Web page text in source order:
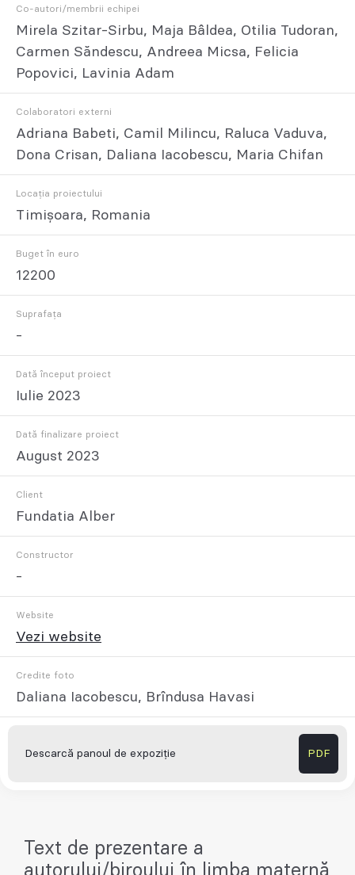
Co-autori/membrii echipei
Mirela Szitar-Sirbu, Maja Bâldea, Otilia Tudoran,
Carmen Săndescu, Andreea Micsa, Felicia
Popovici, Lavinia Adam
Colaboratori externi
Adriana Babeti, Camil Milincu, Raluca Vaduva,
Dona Crisan, Daliana Iacobescu, Maria Chifan
Locația proiectului
Timișoara, Romania
Buget în euro
12200
Suprafața
-
Dată început proiect
Iulie 2023
Dată finalizare proiect
August 2023
Client
Fundatia Alber
Constructor
-
Website
Vezi website
Credite foto
Daliana Iacobescu, Brîndusa Havasi
Descarcă panoul de expoziție PDF
Text de prezentare a
autorului/biroului în limba maternă